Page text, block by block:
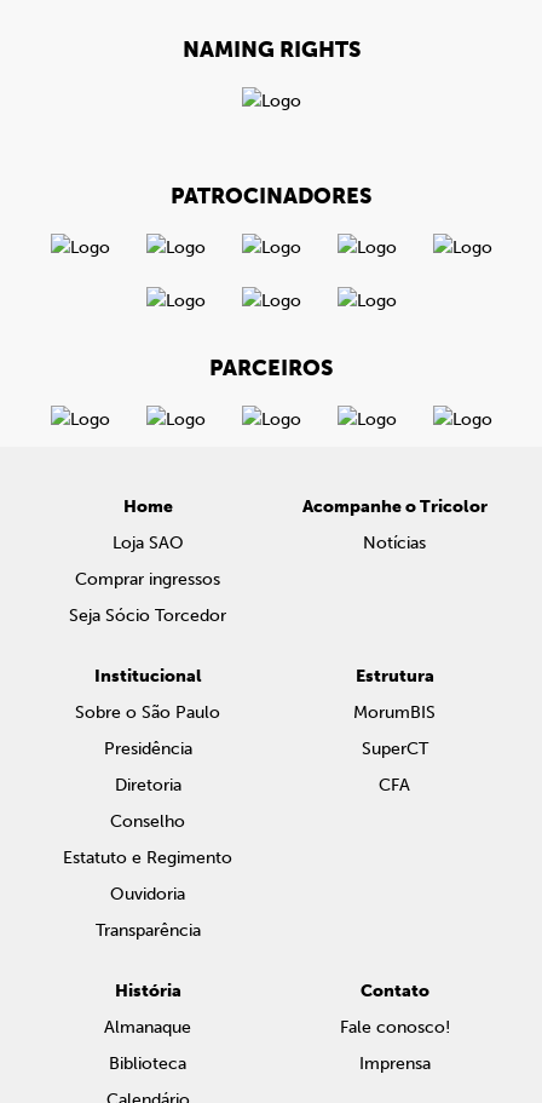
NAMING RIGHTS
PATROCINADORES
PARCEIROS
Home
Loja SAO
Comprar ingressos
Seja Sócio Torcedor
Acompanhe o Tricolor
Notícias
Institucional
Sobre o São Paulo
Presidência
Diretoria
Conselho
Estatuto e Regimento
Ouvidoria
Transparência
Estrutura
MorumBIS
SuperCT
CFA
História
Almanaque
Biblioteca
Contato
Fale conosco!
Imprensa